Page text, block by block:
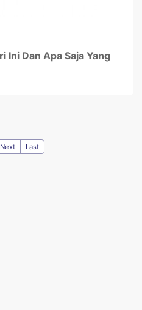
Ini Dan Apa Saja Yang
Next Last